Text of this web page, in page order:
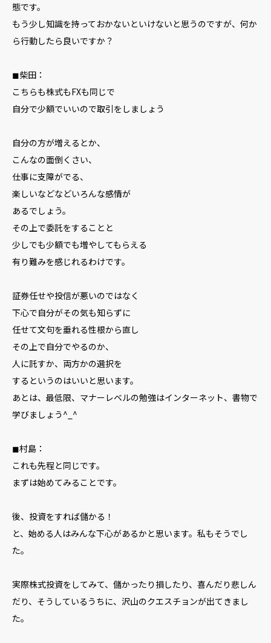
態です。
もう少し知識を持っておかないといけないと思うのですが、何か
ら行動したら良いですか？
◼︎柴田：
こちらも株式もFXも同じで
自分で少額でいいので取引をしましょう
自分の方が増えるとか、
こんなの面倒くさい、
仕事に支障がでる、
楽しいなどなどいろんな感情が
あるでしょう。
その上で委託をすることと
少しでも少額でも増やしてもらえる
有り難みを感じれるわけです。
証券任せや投信が悪いのではなく
下心で自分がその気も知らずに
任せて文句を垂れる性根から直し
その上で自分でやるのか、
人に託すか、両方かの選択を
するというのはいいと思います。
あとは、最低限、マナーレベルの勉強はインターネット、書物で
学びましょう^_^
◼︎村島：
これも先程と同じです。
まずは始めてみることです。
後、投資をすれば儲かる！
と、始める人はみんな下心があるかと思います。私もそうでし
た。
実際株式投資をしてみて、儲かったり損したり、喜んだり悲しん
だり、そうしているうちに、沢山のクエスチョンが出てきまし
た。